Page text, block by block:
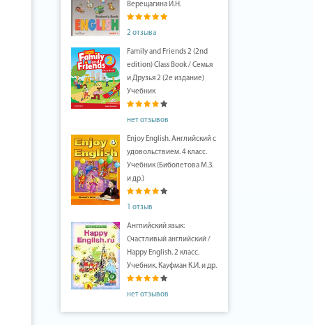
Верещагина И.Н.
2 отзыва
Family and Friends 2 (2nd
edition) Class Book / Семья
и Друзья 2 (2е издание)
Учебник
нет отзывов
Enjoy English. Английский с
удовольствием. 4 класс.
Учебник (Биболетова М.З.
и др.)
1 отзыв
Английский язык:
Счастливый английский /
Happy English. 2 класс.
Учебник. Кауфман К.И. и др.
нет отзывов